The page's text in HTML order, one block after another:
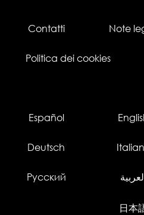
Contatti Note
Politica dei cookies
Español
Deutsch
Русский
日本